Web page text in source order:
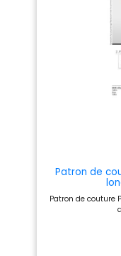
Patron de
Patron de couture